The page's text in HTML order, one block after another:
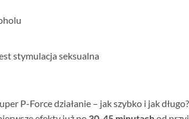
stymulacja seksualna
P-Force działanie – jak szybko i jak